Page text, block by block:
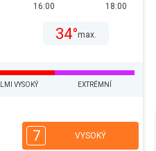
16:00
18:00
34°max.
VYSOKÝ EXTRÉMNÍ
7 VYSOKÝ